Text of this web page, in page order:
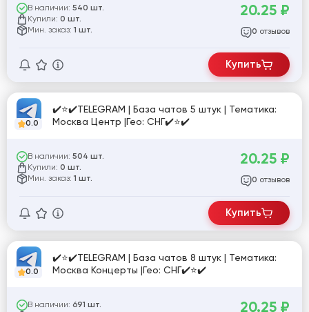
В наличии: 540 шт.
Купили: 0 шт.
Мин. заказ: 1 шт.
20.25 ₽
0 отзывов
Купить
0.0
✔️⭐✔️TELEGRAM | База чатов 5 штук | Тематика:
Москва Центр |Гео: СНГ✔️⭐✔️
В наличии: 504 шт.
Купили: 0 шт.
Мин. заказ: 1 шт.
20.25 ₽
0 отзывов
Купить
0.0
✔️⭐✔️TELEGRAM | База чатов 8 штук | Тематика:
Москва Концерты |Гео: СНГ✔️⭐✔️
В наличии: 691 шт. 20.25 ₽